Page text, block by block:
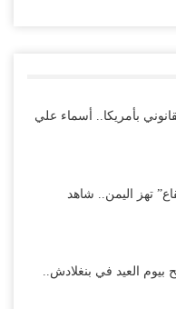
بأمريكا.. أسماء علي
تهز اليمن.. شاهد
بيوم العيد في بنغلادش..